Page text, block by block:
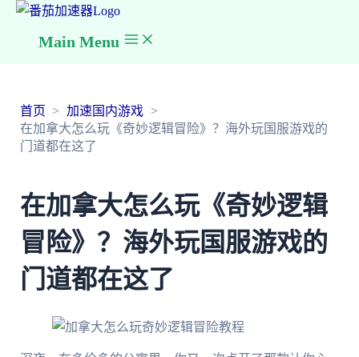
Main Menu
首页
加速国内游戏
在加拿大怎么玩《奇妙逻辑冒险》？海外玩国服游戏的
门道都在这了
在加拿大怎么玩《奇妙逻辑
冒险》？海外玩国服游戏的
门道都在这了